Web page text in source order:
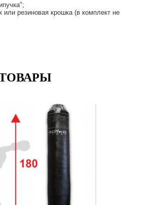
или резиновая крошка (в комплект не